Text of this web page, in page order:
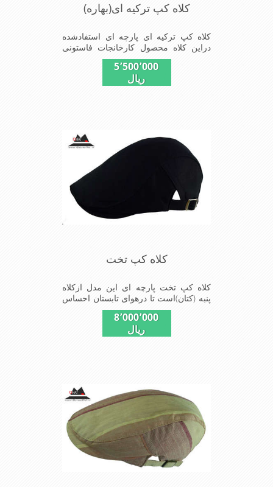
کلاه کپ ترکیه ای(بهاره)
کلاه کپ ترکیه ای پارچه ای استفادشده
دراین کلاه محصول کارخانجات فاستونی
ترویرااست وآستری نخ پنبه
ای(تریکو)استفاده شده شیک ومناسب
5٬500٬000
ریال
کلاه کپ تخت
کلاه کپ تخت پارچه ای این مدل ازکلاه
پنبه (کتان)است تا درهوای تابستان احساس
گرمای کمی شود شیک و مناسب افراد
خوش پوش جنس عالی ,دوخت مناسب ,
سبکی, خوش فرمی از دیگر خصوصیات
8٬000٬000
ریال